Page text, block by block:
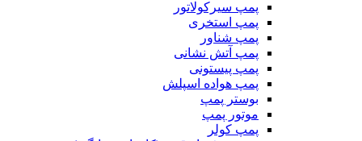
پمپ سیرکولاتور
پمپ استخری
پمپ شناور
پمپ آتش نشانی
پمپ پیستونی
پمپ هواده اسپلش
بوستر پمپ
موتور پمپ
پمپ کولر